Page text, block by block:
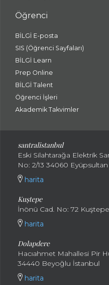
Öğrenci
BİLGİ E-posta
SIS (Öğrenci Sayfaları)
BİLGİ Learn
Prep Online
BİLGİ Talent
Öğrenci İşleri
Akademik Takvimler
santralistanbul
Eski Silahtarağa Elektrik
No: 2/13 34060
harita
Kuştepe
İnönü Cad. No: 72
harita
Dolapdere
Hacıahmet Mahallesi Pir
34440 Beyoğlu İstanbul
harita